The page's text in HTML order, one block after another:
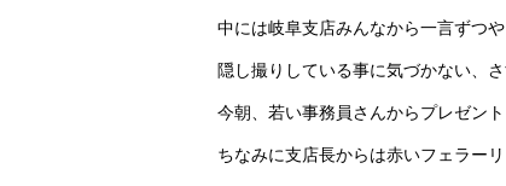
中には岐阜支店みんなから一言ずつ
隠し撮りしている事に気づかない、
今朝、若い事務員さんからプレゼン
ちなみに支店長からは赤いフェラー